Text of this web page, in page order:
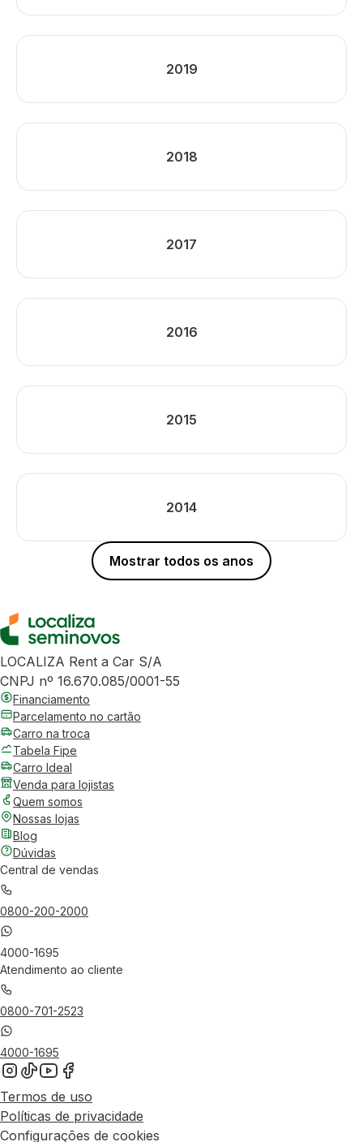
2019
2018
2017
2016
2015
2014
Mostrar todos os anos
LOCALIZA Rent a Car S/A
CNPJ nº 16.670.085/0001-55
Financiamento
Parcelamento no cartão
Carro na troca
Tabela Fipe
Carro Ideal
Venda para lojistas
Quem somos
Nossas lojas
Blog
Dúvidas
Central de vendas
0800-200-2000
4000-1695
Atendimento ao cliente
0800-701-2523
4000-1695
Termos de uso
Políticas de privacidade
Configurações de cookies